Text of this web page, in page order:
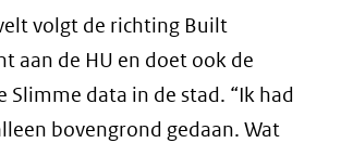
volgt de richting Built
aan de HU en doet ook de
Slimme data in de stad. “Ik had
bovengrond gedaan. Wat